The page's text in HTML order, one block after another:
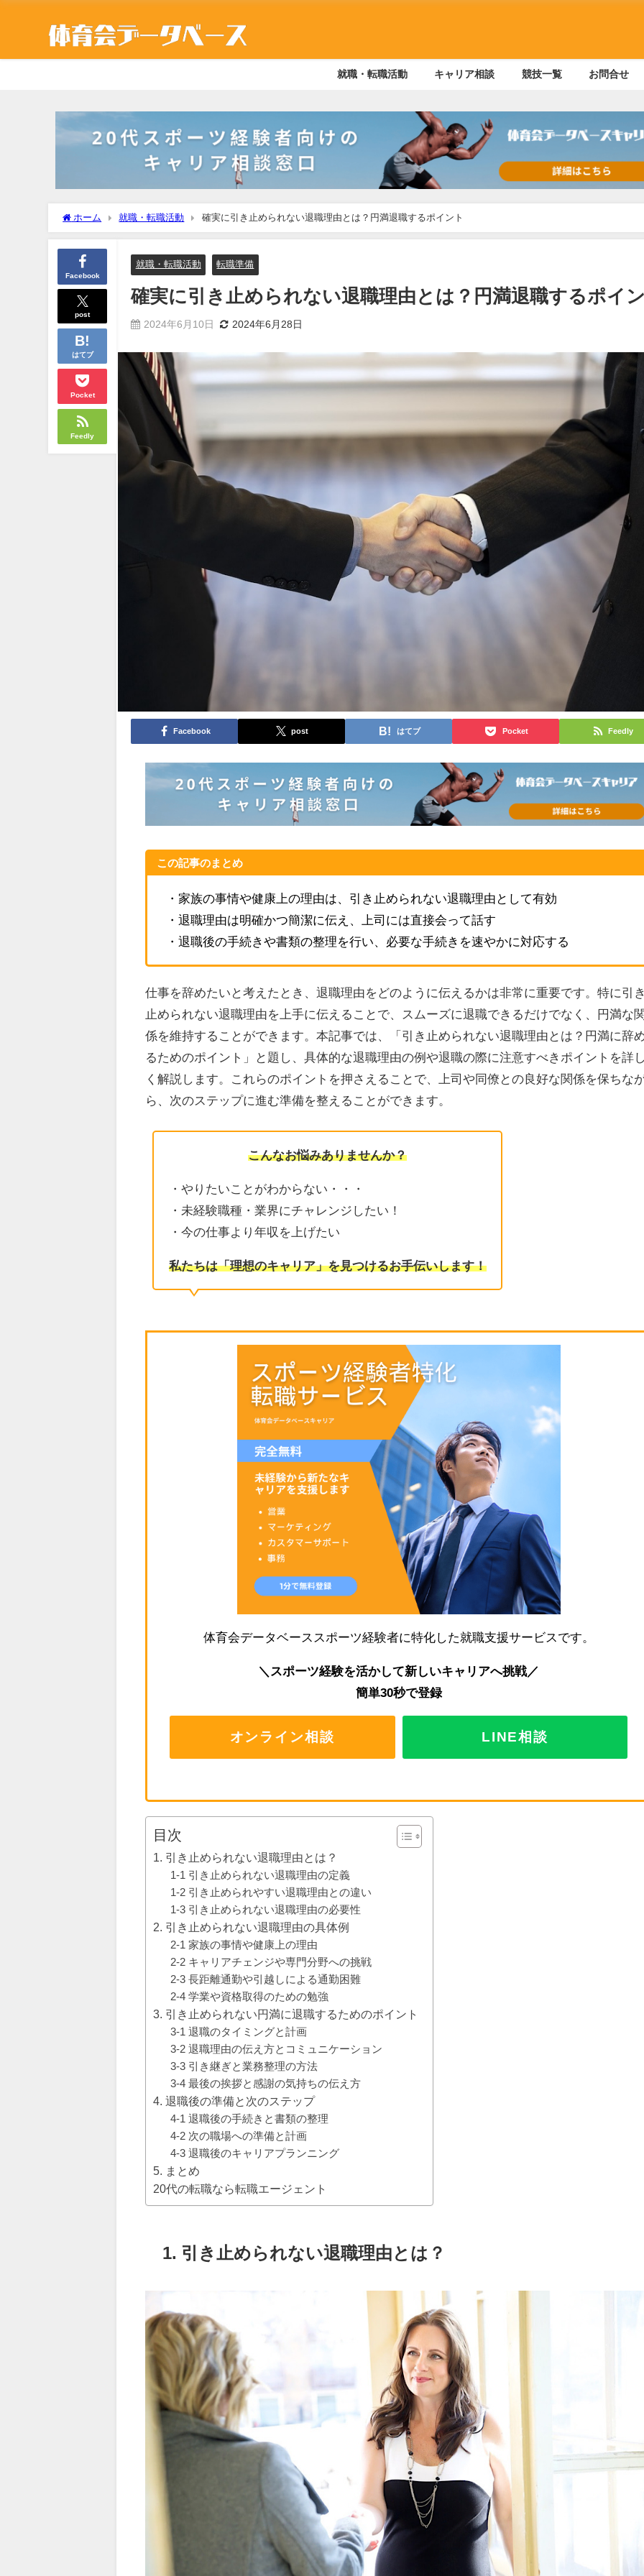
就職・転職活動 キャリア相談 競技一覧 お問合せ
ホーム 就職・転職活動 確実に引き止められない退職理由とは？円満退職するポイント
Facebook
post
はてブ
Pocket
Feedly
就職・転職活動 転職準備
確実に引き止められない退職理由とは？円満退職するポイ
2024年6月10日 2024年6月28日
Facebook post はてブ Pocket Feedly
この記事のまとめ
・家族の事情や健康上の理由は、引き止められない退職理由として有効
・退職理由は明確かつ簡潔に伝え、上司には直接会って話す
・退職後の手続きや書類の整理を行い、必要な手続きを速やかに対応する
仕事を辞めたいと考えたとき、退職理由をどのように伝えるかは非常に重要です。特に引き
止められない退職理由を上手に伝えることで、スムーズに退職できるだけでなく、円満な関
係を維持することができます。本記事では、「引き止められない退職理由とは？円満に辞
るためのポイント」と題し、具体的な退職理由の例や退職の際に注意すべきポイントを詳し
く解説します。これらのポイントを押さえることで、上司や同僚との良好な関係を保ちな
ら、次のステップに進む準備を整えることができます。
こんなお悩みありませんか？
・やりたいことがわからない・・・
・未経験職種・業界にチャレンジしたい！
・今の仕事より年収を上げたい
私たちは「理想のキャリア」を見つけるお手伝いします！
体育会データベーススポーツ経験者に特化した就職支援サービスです。
＼スポーツ経験を活かして新しいキャリアへ挑戦／
簡単30秒で登録
オンライン相談 LINE相談
目次
1. 引き止められない退職理由とは？
1-1 引き止められない退職理由の定義
1-2 引き止められやすい退職理由との違い
1-3 引き止められない退職理由の必要性
2. 引き止められない退職理由の具体例
2-1 家族の事情や健康上の理由
2-2 キャリアチェンジや専門分野への挑戦
2-3 長距離通勤や引越しによる通勤困難
2-4 学業や資格取得のための勉強
3. 引き止められない円満に退職するためのポイント
3-1 退職のタイミングと計画
3-2 退職理由の伝え方とコミュニケーション
3-3 引き継ぎと業務整理の方法
3-4 最後の挨拶と感謝の気持ちの伝え方
4. 退職後の準備と次のステップ
4-1 退職後の手続きと書類の整理
4-2 次の職場への準備と計画
4-3 退職後のキャリアプランニング
5. まとめ
20代の転職なら転職エージェント
1. 引き止められない退職理由とは？